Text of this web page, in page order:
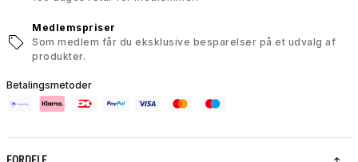
Medlemspriser
Som medlem får du eksklusive besparelser på et udvalg af
produkter.
Betalingsmetoder